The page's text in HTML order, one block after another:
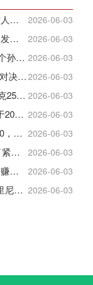
爆冷逆转！骑士险胜老鹰藏3大意外，这人彻底沦为季后赛鸡肋 2026-06-03
豪取7连胜，却被强队瞧不起！暗地猥琐发育，雷霆卫冕的劲敌来了 2026-06-03
DocRivers刚入选名人堂就暗示退役：7个孙辈等不起了 2026-06-03
火记直言换来KD赢麻！休媒盼首轮詹杜对决：湖人内部生嫌隙利火箭2026-06-03
库明加爆发！老鹰116122不敌骑士，沃克25+4+2+2，约翰逊12+11+6 2026-06-03
小卡直言想成历史最佳之一！仅三场低于20+入巅峰保底最佳三阵 2026-06-03
活塞137111大胜雄鹿，坎宁安复出13+10，杜伦21分9板 2026-06-03
公牛新帅人选还没定，老板先给GM戴了紧箍咒 2026-06-03
盖棺定论！杜兰特交易5维度复盘，火箭赚大了，太阳只赢在未来 2026-06-03
官方：切尔西任命阿隆索！罗马诺：穆里尼奥对重返皇马感到激动！ 2026-06-03